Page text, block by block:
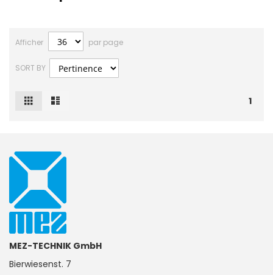
Afficher par page
SORT BY
1
Afficher
Grille
MEZ-TECHNIK GmbH
Bierwiesenst. 7